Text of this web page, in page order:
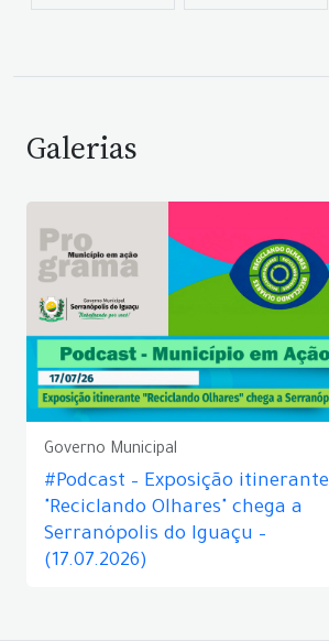
Galerias
Governo Municipal
#Podcast – Exposição itinerante
"Reciclando Olhares" chega a
Serranópolis do Iguaçu –
(17.07.2026)